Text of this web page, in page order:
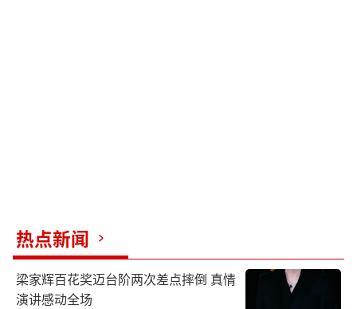
续写并改编为同名话剧。北京人民艺术剧院院
长冯远征表示，这部戏是：“老舍先生的魂，
李龙云先生搭的骨架，由我们注入血肉。”
热点新闻
梁家辉百花奖迈台阶两次差点摔倒 真情
演讲感动全场